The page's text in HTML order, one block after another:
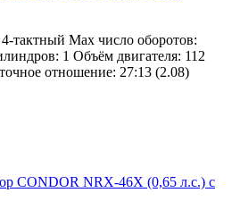
тактный Мах число оборотов:
1 Объём двигателя: 112
отношение: 27:13 (2.08)